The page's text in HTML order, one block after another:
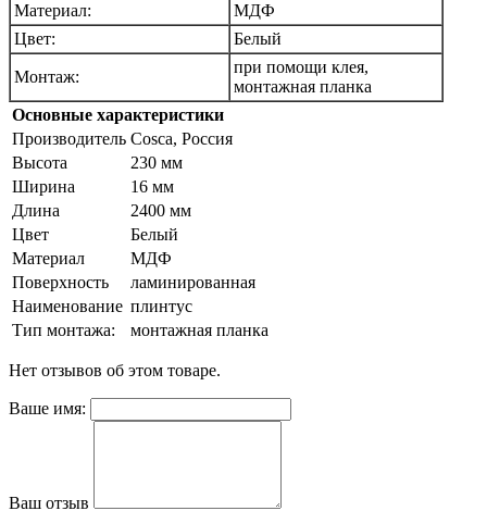
Материал:
МДФ
Цвет:
Белый
Монтаж:
при помощи клея,
монтажная планка
Основные характеристики
Производитель Cosca, Россия
Высота
230 мм
Ширина
16 мм
Длина
2400 мм
Цвет
Белый
Материал
МДФ
Поверхность
ламинированная
Наименование плинтус
Тип монтажа:
монтажная планка
Нет отзывов об этом товаре.
Ваше имя:
Ваш отзыв